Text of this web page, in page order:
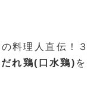
料理人直伝！３
だれ鶏(口水鶏) を